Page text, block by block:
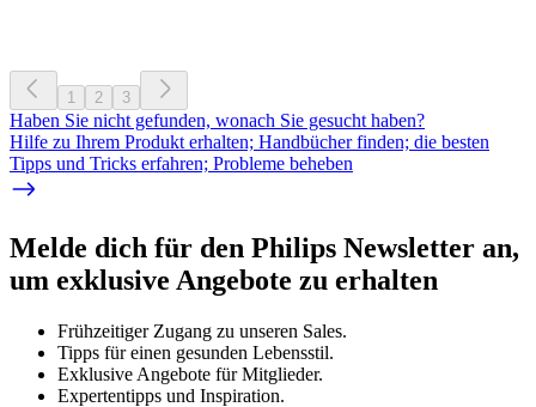
1 2 3
Haben Sie nicht gefunden, wonach Sie gesucht haben?
Hilfe zu Ihrem Produkt erhalten; Handbücher finden; die besten
Tipps und Tricks erfahren; Probleme beheben
Melde dich für den Philips Newsletter an,
um exklusive Angebote zu erhalten
Frühzeitiger Zugang zu unseren Sales.
Tipps für einen gesunden Lebensstil.
Exklusive Angebote für Mitglieder.
Expertentipps und Inspiration.